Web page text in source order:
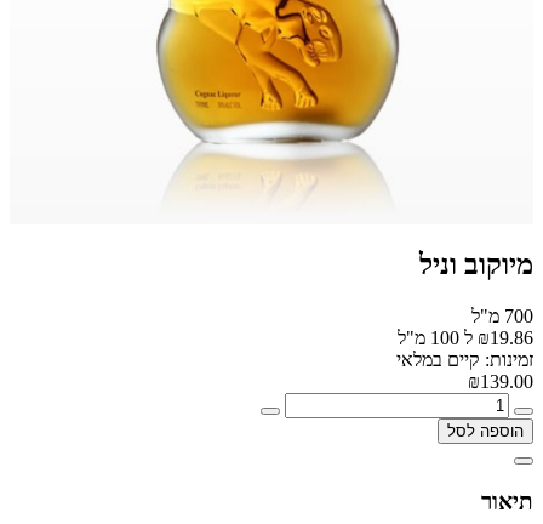
מיוקוב וניל
700 מ"ל
₪19.86 ל 100 מ"ל
זמינות: קיים במלאי
₪139.00
הוספה לסל
תיאור